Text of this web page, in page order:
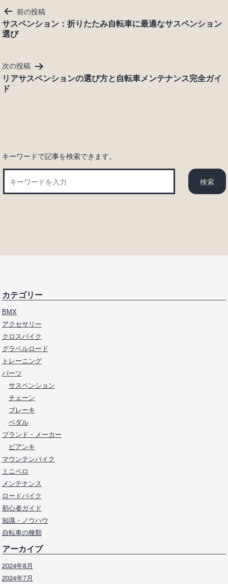
投
稿
ナ
ゲ
ー
シ
ョ
前の投稿
サスペンション：折りたたみ自転車に最適なサスペンション
選び
次の投稿
リアサスペンションの選び方と自転車メンテナンス完全ガイ
ド
キーワードで記事を検索できます。
カテゴリー
BMX
アクセサリー
クロスバイク
グラベルロード
トレーニング
パーツ
サスペンション
チェーン
ブレーキ
ペダル
ブランド・メーカー
ビアンキ
マウンテンバイク
ミニベロ
メンテナンス
ロードバイク
初心者ガイド
知識・ノウハウ
自転車の種類
アーカイブ
2024年8月
2024年7月